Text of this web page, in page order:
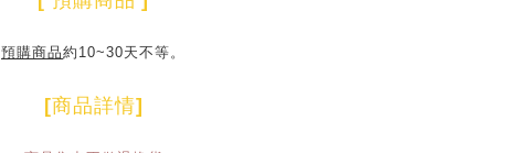
預購商品約10~30天不等。
[商品詳情]